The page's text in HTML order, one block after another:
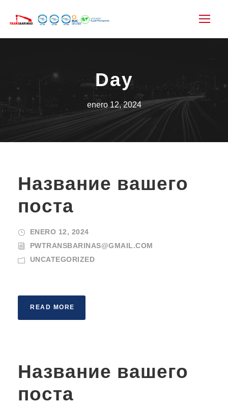
Day
enero 12, 2024
Название вашего
поста
ENERO 12, 2024
PWTRANSBARINAS@GMAIL.COM
UNCATEGORIZED
READ MORE
Название вашего
поста